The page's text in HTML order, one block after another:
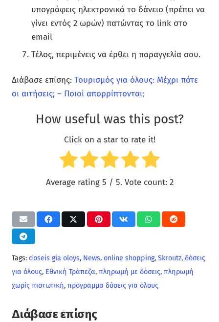
υπογράφεις ηλεκτρονικά το δάνειο (πρέπει να
γίνει εντός 2 ωρών) πατώντας το link στο
email
Τέλος, περιμένεις να έρθει η παραγγελία σου.
Διάβασε επίσης: Τουρισμός για όλους: Μέχρι πότε
οι αιτήσεις; – Ποιοί απορρίπτονται;
How useful was this post?
Click on a star to rate it!
Average rating 5 / 5. Vote count: 2
Tags: doseis gia oloys, News, online shopping, Skroutz, δόσεις
για όλους, Εθνική Τράπεζα, πληρωμή με δόσεις, πληρωμή
χωρίς πιστωτική, πρόγραμμα δόσεις για όλους
Διάβασε επίσης